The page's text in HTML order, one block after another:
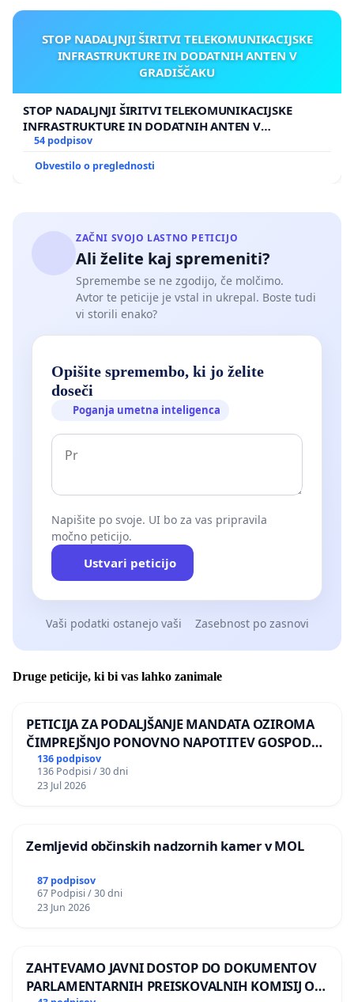
STOP NADALJNJI ŠIRITVI TELEKOMUNIKACIJSKE
INFRASTRUKTURE IN DODATNIH ANTEN V
GRADIŠČAKU
STOP NADALJNJI ŠIRITVI TELEKOMUNIKACIJSKE
INFRASTRUKTURE IN DODATNIH ANTEN V
GRADIŠČAKU
54 podpisov
Obvestilo o preglednosti
ZAČNI SVOJO LASTNO PETICIJO
Ali želite kaj spremeniti?
Spremembe se ne zgodijo, če molčimo.
Avtor te peticije je vstal in ukrepal. Boste tudi
vi storili enako?
Opišite spremembo, ki jo želite
doseči
Poganja umetna inteligenca
Napišite po svoje. UI bo za vas pripravila
močno peticijo.
Ustvari peticijo
Vaši podatki ostanejo vaši Zasebnost po zasnovi
Druge peticije, ki bi vas lahko zanimale
PETICIJA ZA PODALJŠANJE MANDATA OZIROMA
ČIMPREJŠNJO PONOVNO NAPOTITEV GOSPODA
BERNARDA ŠRAJNERJA NA VELEPOSLANIŠTVO
REPUBLIKE SLOVENIJE V MOSKVI
136 podpisov
136 Podpisi / 30 dni
23 Jul 2026
Zemljevid občinskih nadzornih kamer v MOL
87 podpisov
67 Podpisi / 30 dni
23 Jun 2026
ZAHTEVAMO JAVNI DOSTOP DO DOKUMENTOV
PARLAMENTARNIH PREISKOVALNIH KOMISIJ O